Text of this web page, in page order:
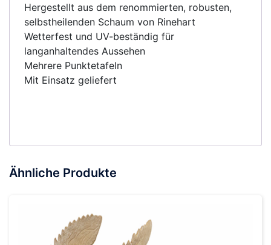
Hergestellt aus dem renommierten, robusten,
selbstheilenden Schaum von Rinehart
Wetterfest und UV-beständig für
langanhaltendes Aussehen
Mehrere Punktetafeln
Mit Einsatz geliefert
Ähnliche Produkte